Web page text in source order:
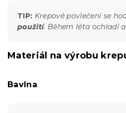
TIP: Krepové povlečení se
použití. Během léta ochladí
Materiál na výrobu
Bavlna